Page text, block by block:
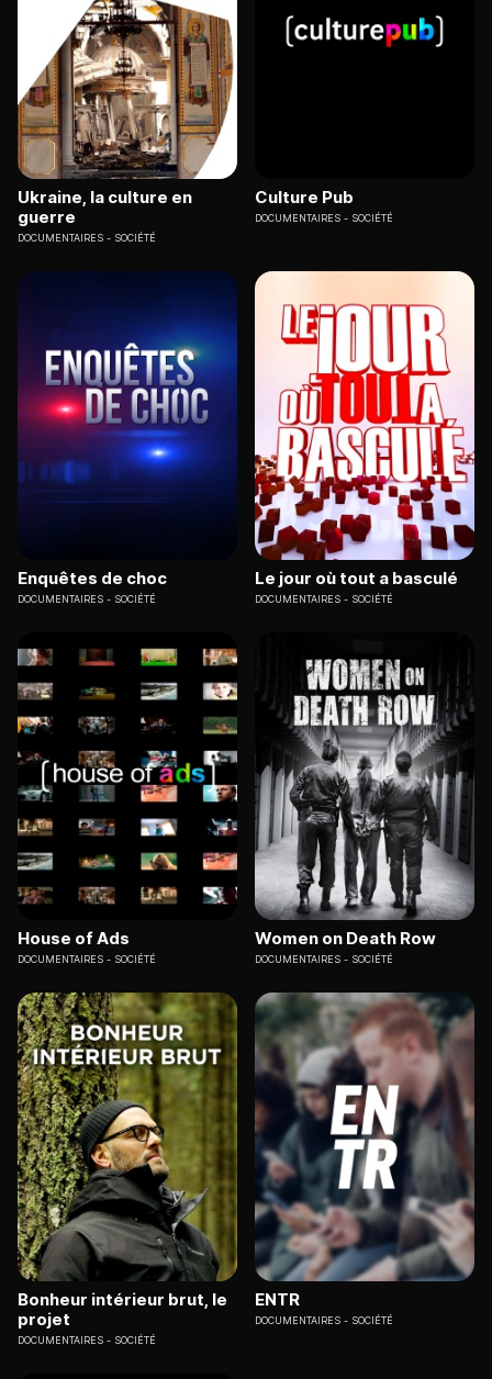
Ukraine, la culture en
guerre
DOCUMENTAIRES SOCIÉTÉ
Culture Pub
DOCUMENTAIRES SOCIÉTÉ
Enquêtes de choc
DOCUMENTAIRES SOCIÉTÉ
Le jour où tout a basculé
DOCUMENTAIRES SOCIÉTÉ
House of Ads
DOCUMENTAIRES SOCIÉTÉ
Women on Death Row
DOCUMENTAIRES SOCIÉTÉ
Bonheur intérieur brut, le
projet
DOCUMENTAIRES SOCIÉTÉ
ENTR
DOCUMENTAIRES SOCIÉTÉ